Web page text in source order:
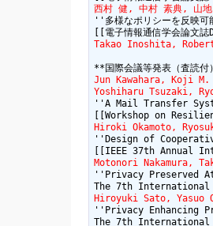
西村 健, 中村 素典, 山
''多様なポリシーを反映
Takao Inoshita,
Jun Kawahara, Koji
Yoshiharu Tsuzaki,
''A Mail Transfer
Hiroki Okamoto,
''Design of
Motonori Nakamura,
''Privacy Preserved
Hiroyuki Sato, Yasuo
''Privacy Enhancing